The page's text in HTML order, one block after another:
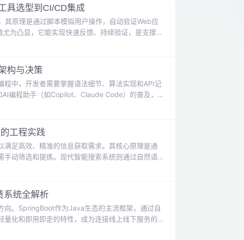
具选型到CI/CD集成
原理是通过脚本模拟用户操作，自动验证Web应
为凸显，它能实现快速反馈、持续验证，是支撑
端到端测试的完整质量保障体系，尤其在应对
构建稳定高效的
构与决策
中，开发者需要掌握语法细节、算法实现和API记
编程助手（如Copilot、Claude Code）的普及，
将开发者从繁琐的底层编码中解放出来，推动编
的全过程。本文聚焦于AI时代
工程实践
足高效、精准的信息获取需求。其核心原理是通
动筛选和提炼。现代智能搜索系统则通过自然语
图理解与执行”的范式转变，其技术价值在于能够
学术研究、数据分析等需要整合多源信息的场
系统全解析
向。SpringBoot作为Java生态的主流框架，通过自
化和即用即走的特性，成为连接线上线下服务的
系统性能和用户体验。通过整合SpringBoot后端